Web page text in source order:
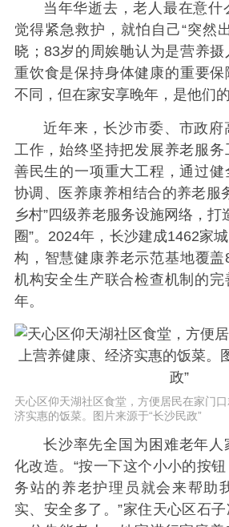
当年华逝去，老人最在意什
觉得紧急救护，就怕自己“突然
晓；83岁的周娭毑认为是营养
重饮食是保持身体健康的重要
不同，但在家安享晚年，是他们的
近年来，长沙市委、市政府
工作，始终坚持把发展养老服
善民生的一项重大工程，通过
协调、医养康养相结合的养老服
乡村”四级养老服务设施网络，打
圈”。2024年，长沙建成1462家
构，智慧健康养老示范基地覆
机构安全生产联合检查机制的
年。
天心区仰天湖社区食堂，方便居民在家门
济实惠的饭菜。图片来源于“长沙民政”
长沙率先全国为困难老年
化改造。“按一下这个小小的按
务站的养老护理员就会来帮助
实、安全多了。”家住天心区石